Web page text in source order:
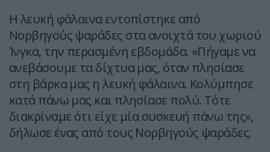
Η λευκή φάλαινα εντοπίστηκε από
Νορβηγούς ψαράδες στα ανοιχτά του χωριού
Ίνγκα, την περασμένη εβδομάδα. «Πήγαμε να
ανεβάσουμε τα δίχτυα μας, όταν πλησίασε
στη βάρκα μας η λευκή φάλαινα. Κολύμπησε
κατά πάνω μας και πλησίασε πολύ. Τότε
διακρίναμε ότι είχε μία συσκευή πάνω της»,
δήλωσε ένας από τους Νορβηγούς ψαράδες.